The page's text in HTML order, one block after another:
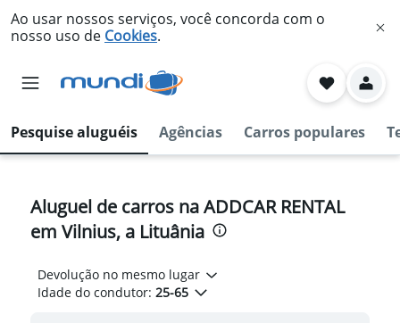
Ao usar nossos serviços, você concorda com o
nosso uso de Cookies.
Pesquise aluguéis Agências Carros populares
Aluguel de carros na ADDCAR RENTAL
em Vilnius, a Lituânia
Devolução no mesmo lugar
Idade do condutor: 25-65